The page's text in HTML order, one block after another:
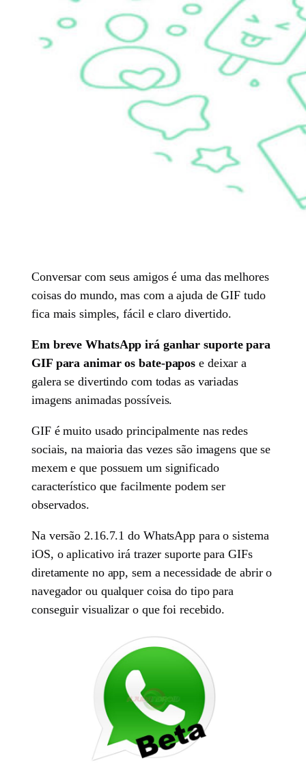
Conversar com seus amigos é uma das melhores
coisas do mundo, mas com a ajuda de GIF tudo
fica mais simples, fácil e claro divertido.
Em breve WhatsApp irá ganhar suporte para
GIF para animar os bate-papos e deixar a
galera se divertindo com todas as variadas
imagens animadas possíveis.
GIF é muito usado principalmente nas redes
sociais, na maioria das vezes são imagens que se
mexem e que possuem um significado
característico que facilmente podem ser
observados.
Na versão 2.16.7.1 do WhatsApp para o sistema
iOS, o aplicativo irá trazer suporte para GIFs
diretamente no app, sem a necessidade de abrir o
navegador ou qualquer coisa do tipo para
conseguir visualizar o que foi recebido.